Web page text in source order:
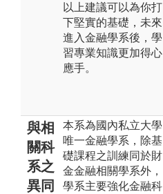
以上建議可以為你打
下堅實的基礎，未來
進入金融學系後，學
習專業知識更加得心
應手。
與相
關科
系之
異同
本系為國內私立大學
唯一金融學系，除基
礎課程之訓練同於財
金金融相關學系外，
學系主要強化金融科